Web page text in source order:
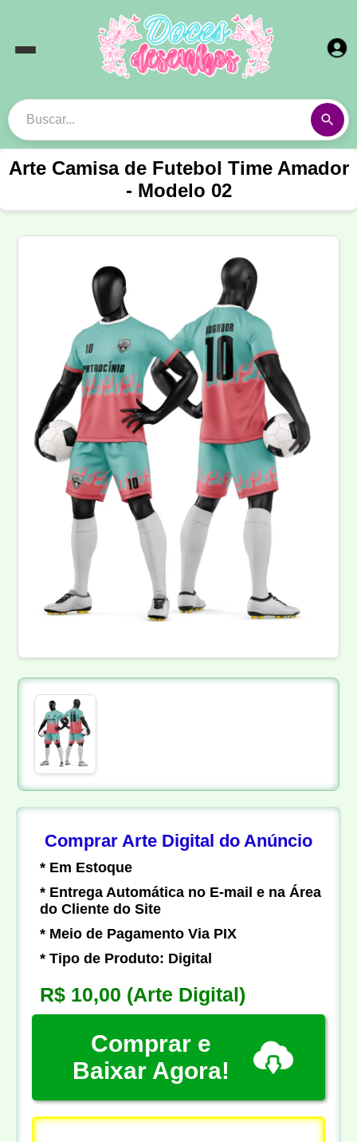
Arte Camisa de Futebol Time Amador
- Modelo 02
Comprar Arte Digital do Anúncio
* Em Estoque
* Entrega Automática no E-mail e na Área
do Cliente do Site
* Meio de Pagamento Via PIX
* Tipo de Produto: Digital
R$ 10,00 (Arte Digital)
Comprar e
Baixar Agora!